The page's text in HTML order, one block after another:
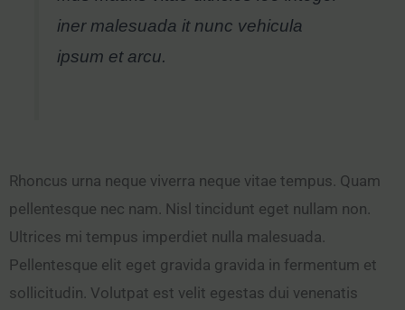
iner malesuada it nunc vehicula
ipsum et arcu.
Rhoncus urna neque viverra neque vitae tempus. Quam
pellentesque nec nam. Nisl tincidunt eget nullam non.
Ultrices mi tempus imperdiet nulla malesuada.
Pellentesque elit eget gravida gravida in fermentum et
sollicitudin. Volutpat est velit egestas dui venenatis